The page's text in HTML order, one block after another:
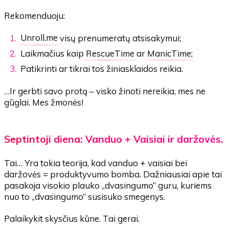
Rekomenduoju:
Unroll.me visų prenumeratų atsisakymui;
Laikmačius kaip RescueTime ar ManicTime;
Patikrinti ar tikrai tos žiniasklaidos reikia.
…Ir gerbti savo protą – visko žinoti nereikia, mes ne
gūglai. Mes žmonės!
Septintoji diena: Vanduo + Vaisiai ir daržovės.
Tai… Yra tokia teorija, kad vanduo + vaisiai bei
daržovės = produktyvumo bomba. Dažniausiai apie tai
pasakoja visokio plauko „dvasingumo” guru, kuriems
nuo to „dvasingumo” susisuko smegenys.
Palaikykit skysčius kūne. Tai gerai.